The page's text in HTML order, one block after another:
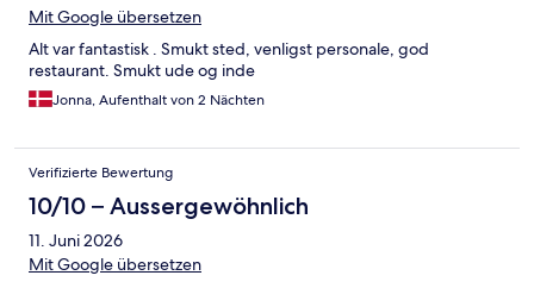
Mit Google übersetzen
Alt var fantastisk . Smukt sted, venligst personale, god
restaurant. Smukt ude og inde
Jonna, Aufenthalt von 2 Nächten
Verifizierte Bewertung
10/10 – Aussergewöhnlich
11. Juni 2026
Mit Google übersetzen